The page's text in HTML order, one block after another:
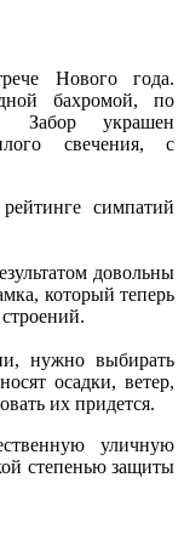
Нового года.
бахромой, по
Забор украшен
свечения, с
симпатий
довольны
который теперь
нужно выбирать
осадки, ветер,
их придется.
уличную
степенью защиты